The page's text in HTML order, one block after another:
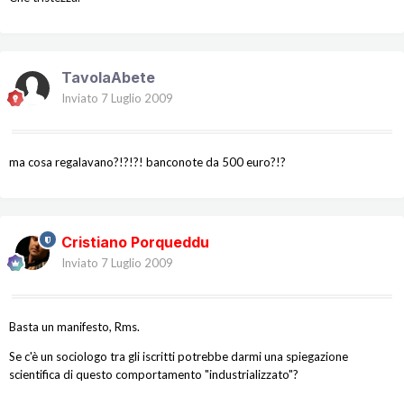
TavolaAbete
Inviato 7 Luglio 2009
ma cosa regalavano?!?!?! banconote da 500 euro?!?
Cristiano Porqueddu
Inviato 7 Luglio 2009
Basta un manifesto, Rms.
Se c'è un sociologo tra gli iscritti potrebbe darmi una spiegazione
scientifica di questo comportamento "industrializzato"?